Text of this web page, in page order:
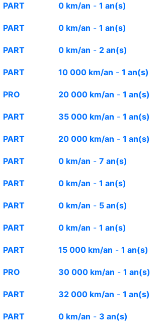
PART 0 km/an -1 an(s)
PART 0 km/an -1 an(s)
PART 0 km/an - 2 an(s)
PART 10 000 km/an -1 an(s)
PRO 20 000 km/an -1 an(s)
PART 35 000 km/an -1 an(s)
PART 20 000 km/an -1 an(s)
PART 0 km/an -7 an(s)
PART 0 km/an -1 an(s)
PART 0 km/an - 5 an(s)
PART 0 km/an -1 an(s)
PART 15 000 km/an -1 an(s)
PRO 30 000 km/an -1 an(s)
PART 32 000 km/an -1 an(s)
PART 0 km/an - 3 an(s)